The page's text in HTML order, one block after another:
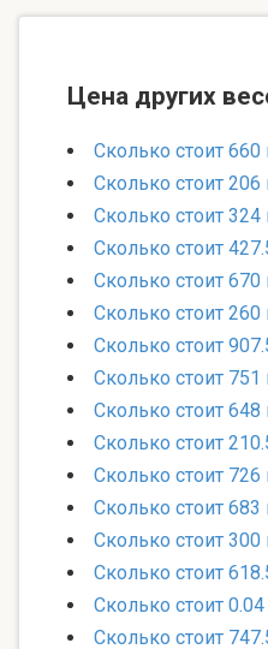
Цена других
Сколько стоит
Сколько стоит
Сколько стоит
Сколько стоит
Сколько стоит
Сколько стоит
Сколько стоит
Сколько стоит
Сколько стоит
Сколько стоит
Сколько стоит
Сколько стоит
Сколько стоит
Сколько стоит
Сколько стоит
Сколько стоит